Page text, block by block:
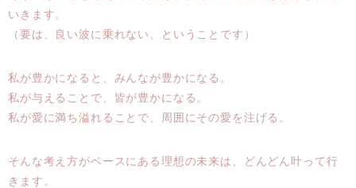
いきます。
（要は、良い波に乗れない、ということです）
私が豊かになると、みんなが豊かになる。
私が与えることで、皆が豊かになる。
私が愛に満ち溢れることで、周囲にその愛を注げる。
そんな考え方がベースにある理想の未来は、どんどん叶って行
きます。